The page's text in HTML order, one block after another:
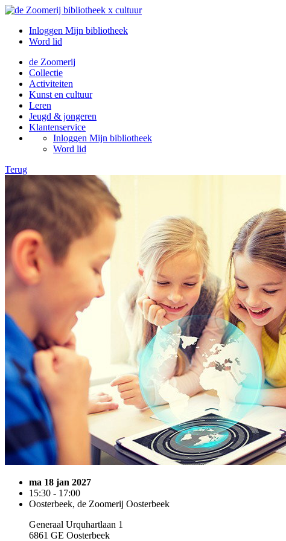
Inloggen Mijn bibliotheek
Word lid
de Zoomerij
Collectie
Activiteiten
Kunst en cultuur
Leren
Jeugd & jongeren
Klantenservice
Inloggen Mijn bibliotheek
Word lid
Terug
ma 18 jan 2027
15:30 - 17:00
Oosterbeek, de Zoomerij Oosterbeek
Generaal Urquhartlaan 1
6861 GE Oosterbeek